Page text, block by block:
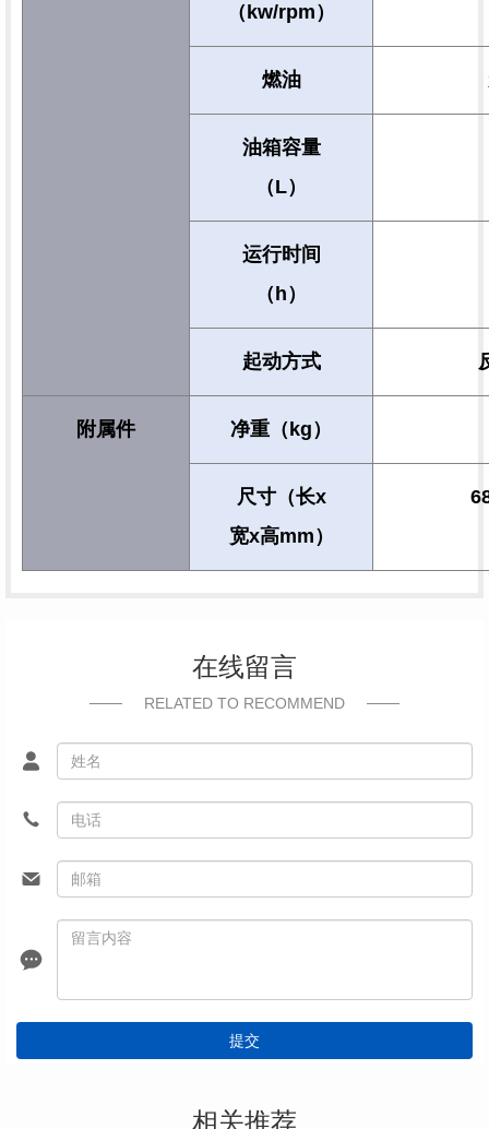
（kw/rpm）
燃油
油箱容量
（L）
运行时间
（h）
起动方式
附属件 净重（kg）
尺寸（长x
宽x高mm）
在线留言
RELATED TO RECOMMEND
提交
相关推荐